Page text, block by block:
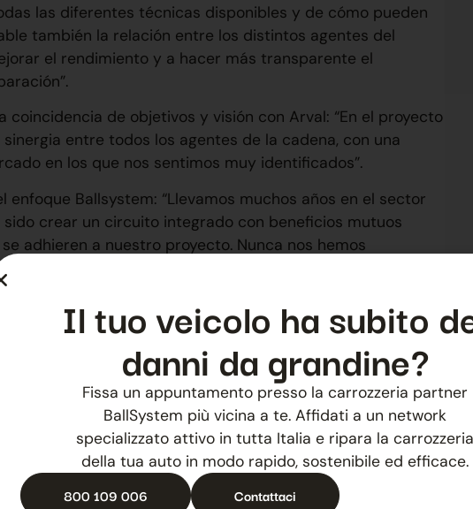
las diferentes técnicas disponibles y de cómo pueden
también la relación entre los distintos agentes del
el rendimiento y a hacer más transparente el
de objetivos y visión con Arval: “En el proyecto
entre todos los agentes de la cadena, con una
en los que nos sentimos muy identificados”.
Ballsystem: “Llevamos muchos años en el sector
crear un circuito integrado con beneficios mutuos
adhieren a nuestro proyecto. Nunca nos hemos
siempre hemos sentido la necesidad de compartir
ido desarrollando con el tiempo. Nuestra red
a nuestro network, hace que existan talleres que actúan
precisamente gracias a la formación impartida por nuestra
para crear y desarrollar valor recíproco y para el
los agentes del sector avanzan en la dirección de la
el medioambiente. Ballsystem, por su propia naturaleza,
de la reparación y busca aportar beneficios al
Il tuo veicolo ha subito
danni da grandine?
Fissa un appuntamento presso la carrozzeria partner
BallSystem più vicina a te. Affidati a un network
specializzato attivo in tutta Italia e ripara la carrozzeria
della tua auto in modo rapido, sostenibile ed efficace.
800 109 006 Contattaci